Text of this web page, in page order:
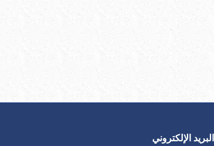
البريد الإلكتروني